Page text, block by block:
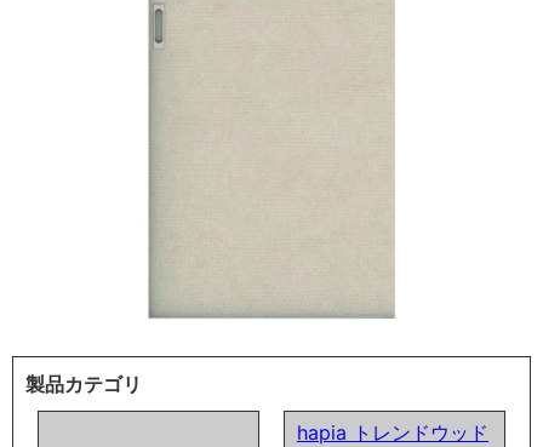
製品カテゴリ
hapia トレンドウッド